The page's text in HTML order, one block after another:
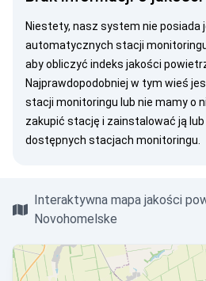
Niestety, nasz system nie posiada
automatycznych stacji
aby obliczyć indeks jakości
Najprawdopodobniej w tym wieś
stacji monitoringu lub nie mamy o
zakupić stację i zainstalować ją lub
dostępnych stacjach monitoringu.
Interaktywna mapa jakości
Novohomelske